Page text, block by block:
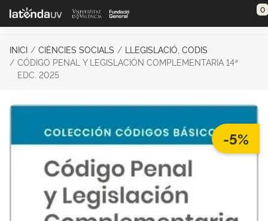
Saltar al contenido principal 0
INICI CIÈNCIES SOCIALS
LLEGISLACIÓ, CODIS
CÓDIGO PENAL Y LEGISLACIÓN COMPLEMENTARIA 14ª
EDC. 2025
-5%